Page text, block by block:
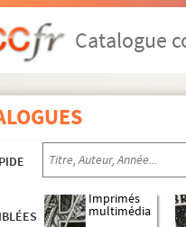
Catalogue
Imprimés
multimédia